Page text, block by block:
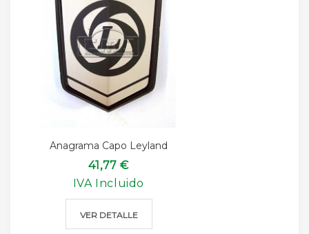
Anagrama Capo Leyland
41,77 €
IVA Incluido
VER DETALLE